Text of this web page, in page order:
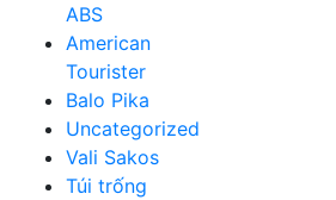
ABS
American
Tourister
Balo Pika
Uncategorized
Vali Sakos
Túi trống